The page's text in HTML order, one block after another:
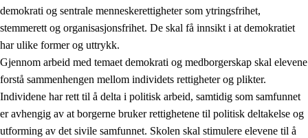
2. Prinsipper for læring, utvikling og danning
2.1 Sosial læring og utvikling
2.2 Kompetanse i fagene
demokrati og sentrale menneskerettigheter som ytringsfrihet,
stemmerett og organisasjonsfrihet. De skal få innsikt i at demokratiet
har ulike former og uttrykk.
Gjennom arbeid med temaet demokrati og medborgerskap skal elevene
forstå sammenhengen mellom individets rettigheter og plikter.
Individene har rett til å delta i politisk arbeid, samtidig som samfunnet
er avhengig av at borgerne bruker rettighetene til politisk deltakelse og
utforming av det sivile samfunnet. Skolen skal stimulere elevene til å